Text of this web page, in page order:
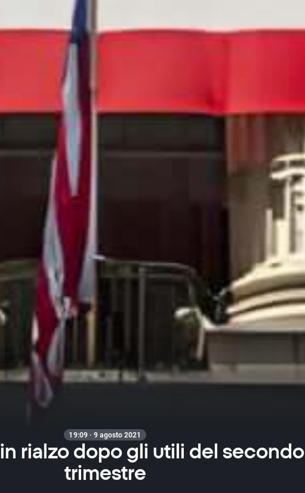
19:09 · 9 agosto 2021
rialzo dopo gli utili del secondo
trimestre